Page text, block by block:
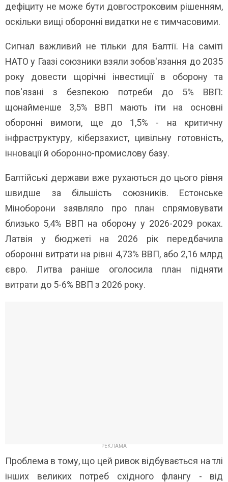
дефіциту не може бути довгостроковим рішенням,
оскільки вищі оборонні видатки не є тимчасовими.
Сигнал важливий не тільки для Балтії. На саміті
НАТО у Гаазі союзники взяли зобов'язання до 2035
року довести щорічні інвестиції в оборону та
пов'язані з безпекою потреби до 5% ВВП:
щонайменше 3,5% ВВП мають іти на основні
оборонні вимоги, ще до 1,5% - на критичну
інфраструктуру, кіберзахист, цивільну готовність,
інновації й оборонно-промислову базу.
Балтійські держави вже рухаються до цього рівня
швидше за більшість союзників. Естонське
Міноборони заявляло про план спрямовувати
близько 5,4% ВВП на оборону у 2026-2029 роках.
Латвія у бюджеті на 2026 рік передбачила
оборонні витрати на рівні 4,73% ВВП, або 2,16 млрд
євро. Литва раніше оголосила план підняти
витрати до 5-6% ВВП з 2026 року.
Проблема в тому, що цей ривок відбувається на тлі
інших великих потреб східного флангу - від